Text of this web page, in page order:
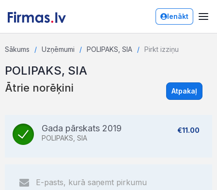
Ienākt
Sākums Uzņēmumi POLIPAKS, SIA Pirkt izziņu
POLIPAKS, SIA
Ātrie norēķini Atpakaļ
Gada pārskats 2019
POLIPAKS, SIA
€11.00